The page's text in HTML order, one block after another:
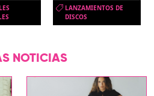
LANZAMIENTOS DE
DISCOS
NOTICIAS